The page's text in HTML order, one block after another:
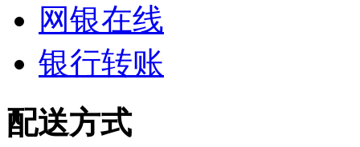
网银在线
银行转账
配送方式